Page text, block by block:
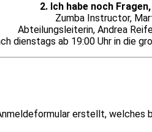
2. Ich habe noch
Zumba Instructor,
Abteilungsleiterin, Andrea
dienstags ab 19:00 Uhr in die
erstellt,